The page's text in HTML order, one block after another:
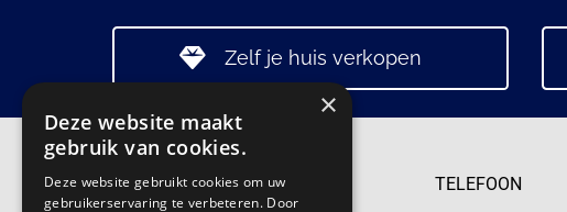
Zelf je huis verkopen
TELEFOON
×
Deze website maakt
gebruik van cookies.
Deze website gebruikt cookies om uw
gebruikerservaring te verbeteren. Door